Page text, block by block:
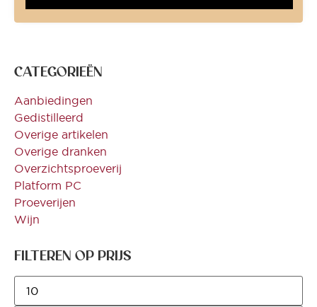
CATEGORIEËN
Aanbiedingen
Gedistilleerd
Overige artikelen
Overige dranken
Overzichtsproeverij
Platform PC
Proeverijen
Wijn
FILTEREN OP PRIJS